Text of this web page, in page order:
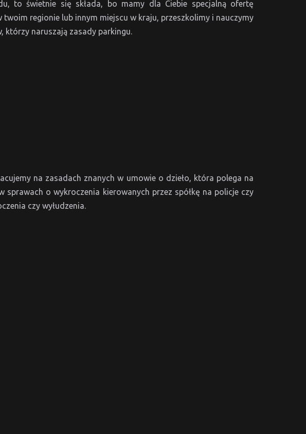
to świetnie się składa, bo mamy dla Ciebie specjalną ofertę
regionie lub innym miejscu w kraju, przeszkolimy i nauczymy
naruszają zasady parkingu.
na zasadach znanych w umowie o dzieło, która polega na
o wykroczenia kierowanych przez spółkę na policje czy
czy wyłudzenia.